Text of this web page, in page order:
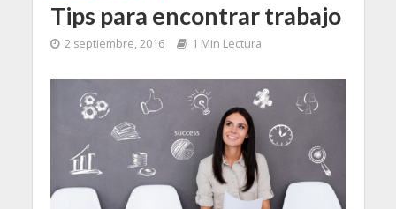
Tips para encontrar trabajo
2 septiembre, 2016 1 Min Lectura